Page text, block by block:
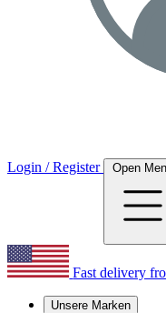
Login / Register Open
Fast delivery
Unsere Marken